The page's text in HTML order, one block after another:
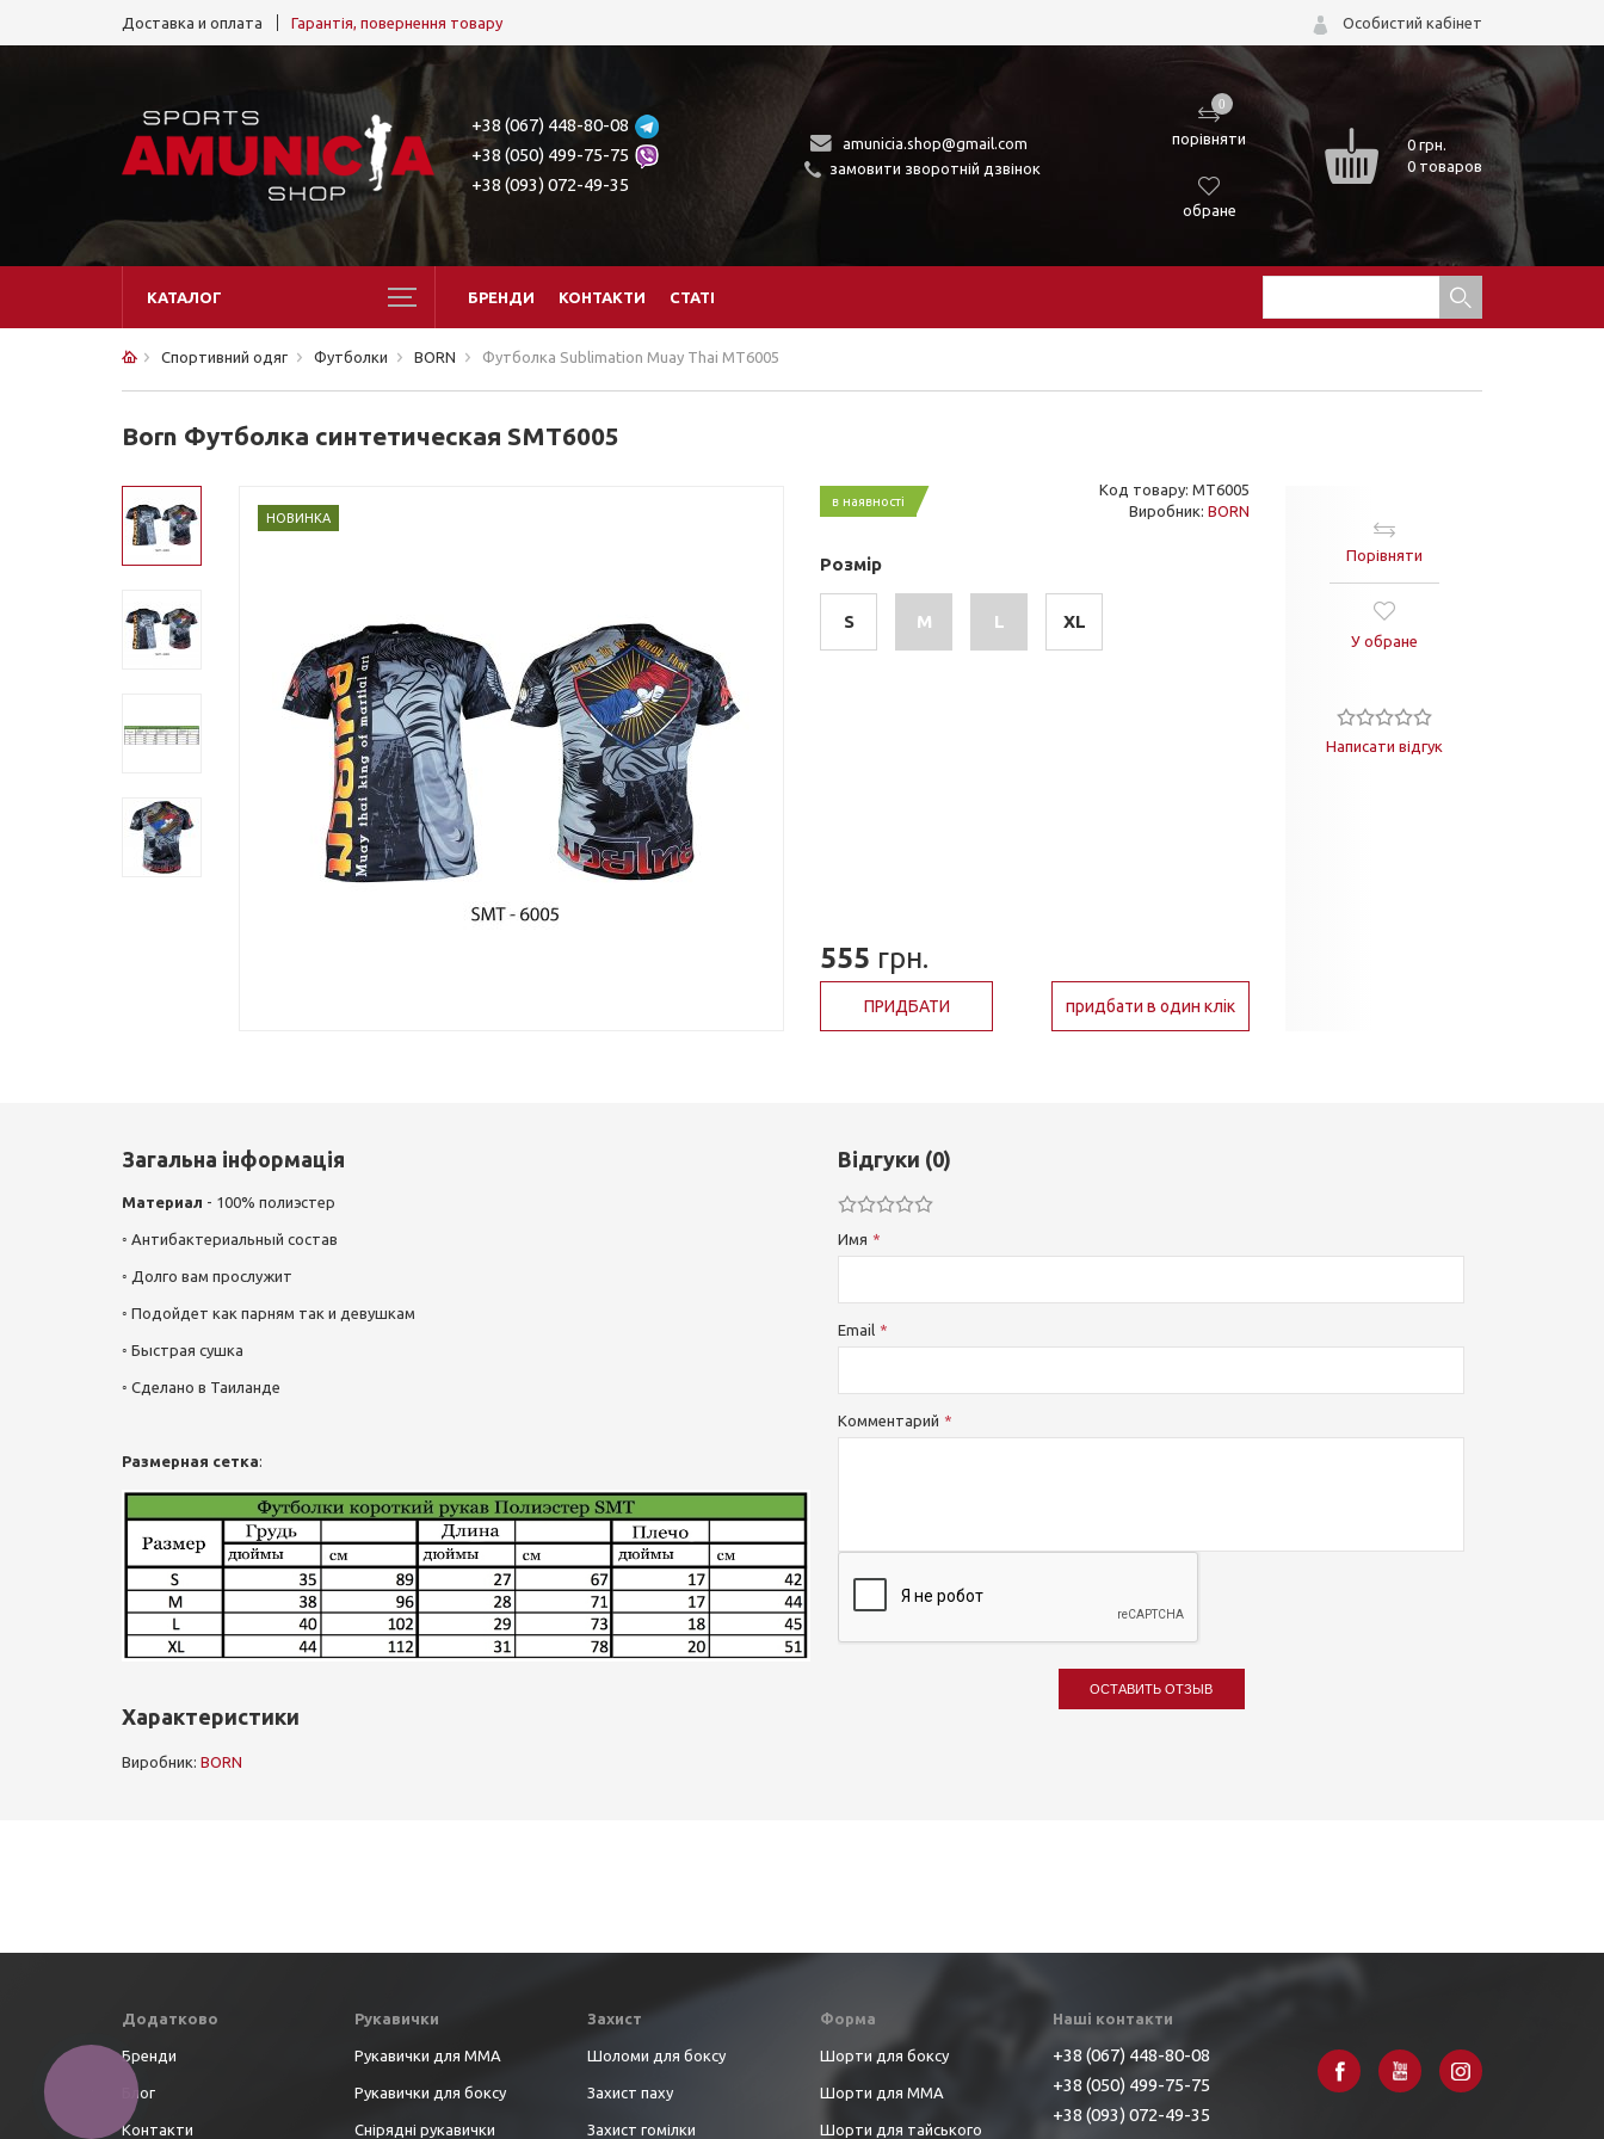
Доставка и оплата Гарантія, повернення товару Особистий кабінет
+38 (067) 448-80-08
+38 (050) 499-75-75
+38 (093) 072-49-35
amunicia.shop@gmail.com
замовити зворотній дзвінок
0
порівняти
обране
0грн.
0 товаров
КАТАЛОГ БРЕНДИ КОНТАКТИ СТАТІ
Спортивний одяг Футболки BORN Футболка Sublimation Muay Thai MT6005
Born Футболка синтетическая SMT6005
НОВИНКА
в наявності
Код товару: MT6005
Виробник: BORN
Розмір
S M L XL
555 грн.
ПРИДБАТИ придбати в один клік
Порівняти
У обране
Написати відгук
Загальна інформація
Материал - 100% полиэстер
◦ Антибактериальный состав
◦ Долго вам прослужит
◦ Подойдет как парням так и девушкам
◦ Быстрая сушка
◦ Сделано в Таиланде
Размерная сетка:
Характеристики
Виробник: BORN
Відгуки (0)
Имя
Email
Комментарий
ОСТАВИТЬ ОТЗЫВ
Додатково
Бренди
Блог
Контакти
Рукавички
Рукавички для ММА
Рукавички для боксу
Снірядні рукавички
Захист
Шоломи для боксу
Захист паху
Захист гомілки
Форма
Шорти для боксу
Шорти для ММА
Шорти для тайського
Наші контакти
+38 (067) 448-80-08
+38 (050) 499-75-75
+38 (093) 072-49-35